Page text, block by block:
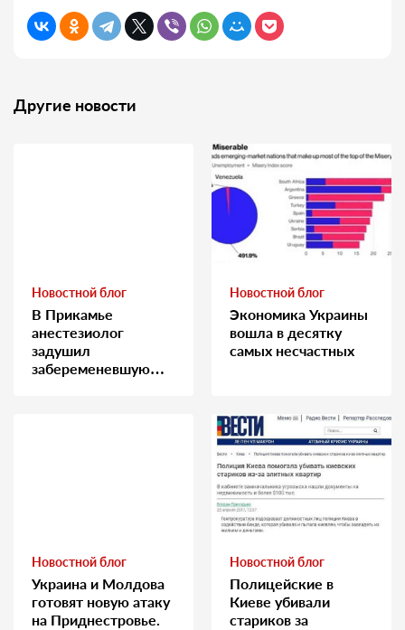
Другие новости
Новостной блог
В Прикамье
анестезиолог
задушил
забеременевшую
Новостной блог
Экономика Украины
вошла в десятку
самых несчастных
Новостной блог
Украина и Молдова
готовят новую атаку
на Приднестровье.
Новостной блог
Полицейские в
Киеве убивали
стариков за